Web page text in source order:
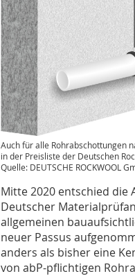
Auch für alle Rohrabschottungen
in der Preisliste der Deutschen
Quelle: DEUTSCHE ROCKWOOL
Mitte 2020 entschied
Deutscher
allgemeinen
neuer Passus
anders als bisher eine
von abP-pflichtigen